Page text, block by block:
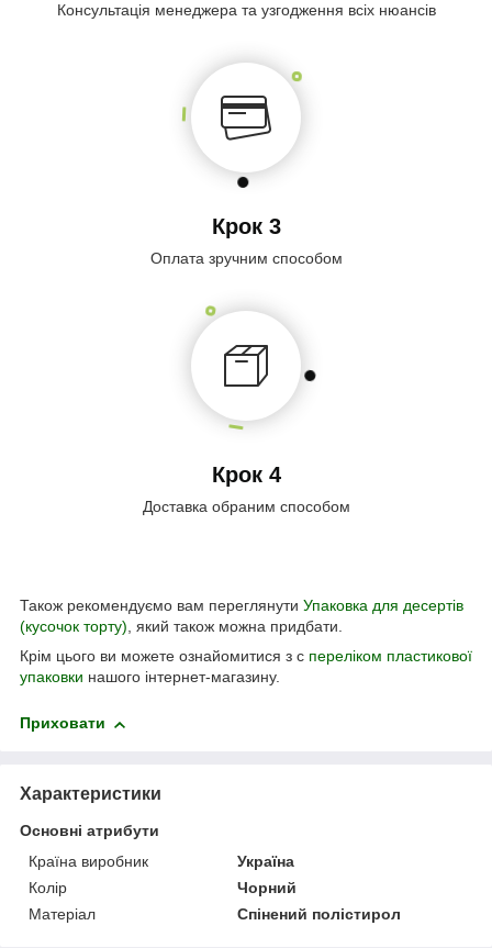
Консультація менеджера та узгодження всіх нюансів
Крок 3
Оплата зручним способом
Крок 4
Доставка обраним способом
Також рекомендуємо вам переглянути Упаковка для десертів
(кусочок торту), який також можна придбати.
Крім цього ви можете ознайомитися з с переліком пластикової
упаковки нашого інтернет-магазину.
Приховати
Характеристики
Основні атрибути
Країна виробник
Україна
Колір
Чорний
Матеріал
Спінений полістирол